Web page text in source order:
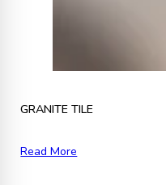
GRANITE TILE
Read More